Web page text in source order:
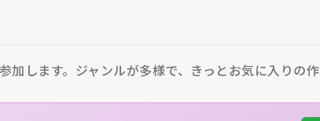
します。ジャンルが多様で、きっとお気に入りの作